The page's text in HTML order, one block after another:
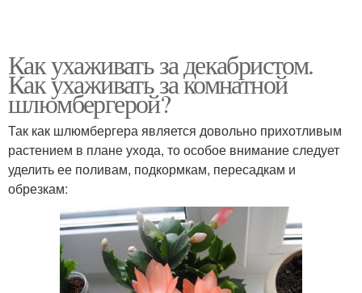
Как ухаживать за декабристом.
Как ухаживать за комнатной
шлюмбергерой?
Так как шлюмбергера является довольно прихотливым
растением в плане ухода, то особое внимание следует
уделить ее поливам, подкормкам, пересадкам и
обрезкам: